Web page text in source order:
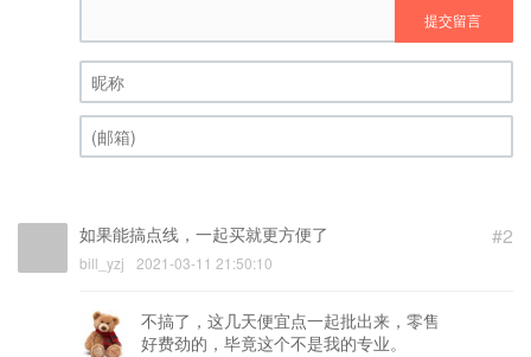
提交留言
昵称 (必填)
#2
如果能搞点线，一起买就更方便了
bill_yzj 2021-03-11 21:50:10
不搞了，这几天便宜点一起批出来，零售
好费劲的，毕竟这个不是我的专业。